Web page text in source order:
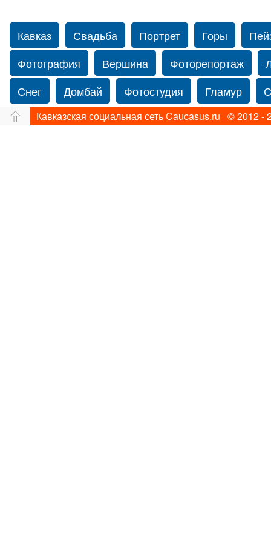
Кавказ Свадьба Портрет Горы
Фотография
Вершина Фоторепортаж
Снег
Домбай Фотостудия Гламур
Путешествие
Перевал Ущелье
Кавказская социальная сеть Caucasus.ru © 2012 -